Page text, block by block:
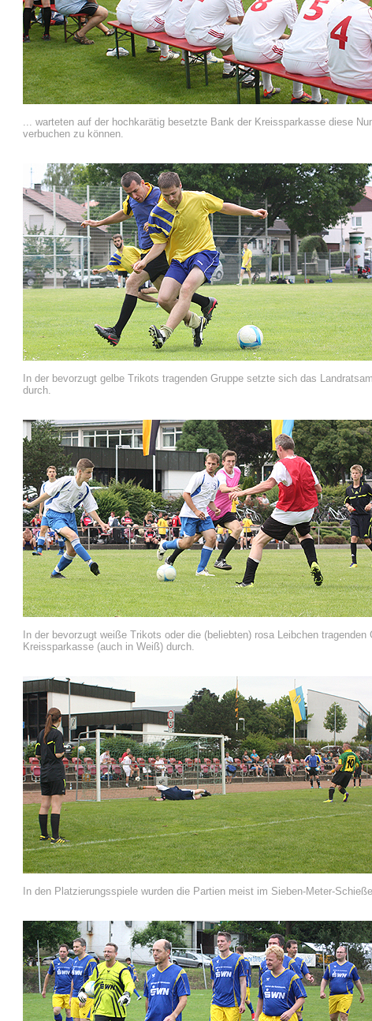
... warteten auf der hochkarätig besetzte Bank der Kreissparkasse diese
verbuchen zu können.
In der bevorzugt gelbe Trikots tragenden Gruppe setzte sich das
durch.
In der bevorzugt weiße Trikots oder die (beliebten) rosa Leibchen
Kreissparkasse (auch in Weiß) durch.
In den Platzierungsspiele wurden die Partien meist im Sieben-Meter-